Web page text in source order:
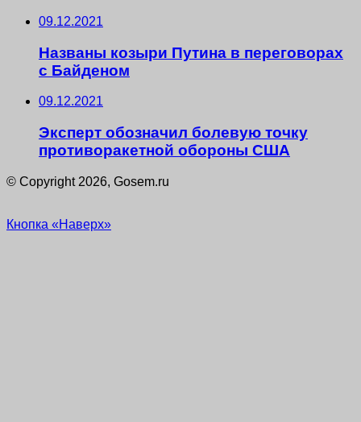
09.12.2021
Названы козыри Путина в переговорах
с Байденом
09.12.2021
Эксперт обозначил болевую точку
противоракетной обороны США
© Copyright 2026, Gosem.ru
Кнопка «Наверх»